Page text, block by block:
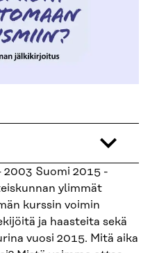
Suomi 2015 -
ylimmät
kurssin voimin
ja haasteita sekä
vuosi 2015. Mitä aika